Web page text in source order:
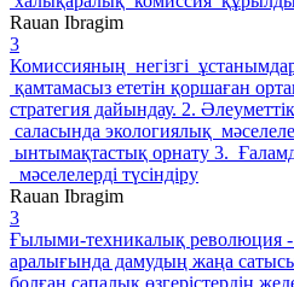
Rauan Ibragim
3
Комиссияның негізгі
қамтамасыз ететін қоршаған
стратегия дайындау. 2.
саласында экологиялық
ынтымақтастық орнату 3.
мәселелерді түсіндіру
Rauan Ibragim
3
Ғылыми-техникалық революция -
аралығында дамудың жаңа
болған сапалық өзгерістердің